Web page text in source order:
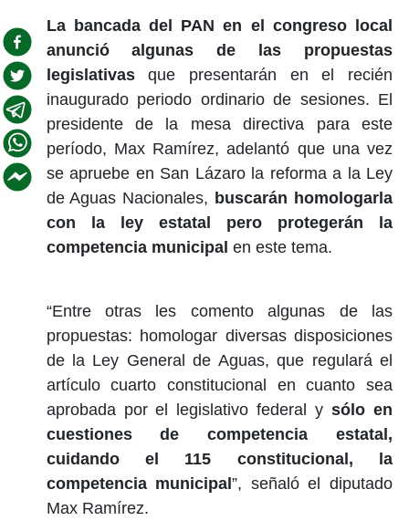
La bancada del PAN en el congreso local
anunció algunas de las propuestas
legislativasque presentarán en el recién
inaugurado periodo ordinario de sesiones. El
presidente de la mesa directiva para este
período, Max Ramírez, adelantó que una vez
se apruebe en San Lázaro la reforma a la Ley
de Aguas Nacionales, buscarán homologarla
con la ley estatal pero protegerán la
competencia municipal en este tema.
“Entre otras les comento algunas de las
propuestas: homologar diversas disposiciones
de la Ley General de Aguas, que regulará el
artículo cuarto constitucional en cuanto sea
aprobada por el legislativo federal ysólo en
cuestiones de competencia estatal,
cuidando el 115 constitucional, la
competencia municipal”, señaló el diputado
Max Ramírez.